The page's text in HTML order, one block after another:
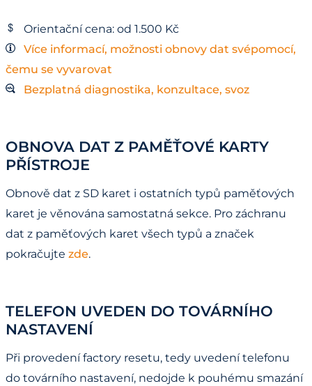
Orientační cena: od 1.500 Kč
Více informací, možnosti obnovy dat svépomocí,
čemu se vyvarovat
Bezplatná diagnostika, konzultace, svoz
OBNOVA DAT Z PAMĚŤOVÉ KARTY
PŘÍSTROJE
Obnově dat z SD karet i ostatních typů paměťových
karet je věnována samostatná sekce. Pro záchranu
dat z paměťových karet všech typů a značek
pokračujte zde.
TELEFON UVEDEN DO TOVÁRNÍHO
NASTAVENÍ
Při provedení factory resetu, tedy uvedení telefonu
do továrního nastavení, nedojde k pouhému smazání